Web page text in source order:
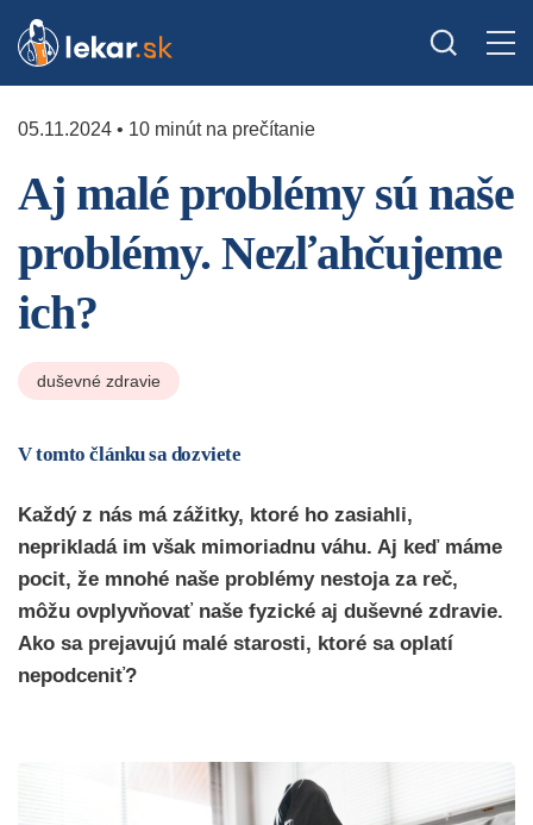
05.11.2024 • 10 minút na prečítanie
Aj malé problémy sú naše
problémy. Nezľahčujeme
ich?
duševné zdravie
V tomto článku sa dozviete
Každý z nás má zážitky, ktoré ho zasiahli,
neprikladá im však mimoriadnu váhu. Aj keď máme
pocit, že mnohé naše problémy nestoja za reč,
môžu ovplyvňovať naše fyzické aj duševné zdravie.
Ako sa prejavujú malé starosti, ktoré sa oplatí
nepodceniť?